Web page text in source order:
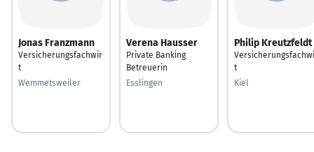
Jonas Franzmann
Versicherungsfachwir
t
Wemmetsweiler
Verena Hausser
Private Banking
Betreuerin
Esslingen
Philip Kreutzfeldt
t
Kiel